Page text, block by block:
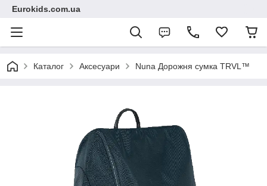
Eurokids.com.ua
Каталог Аксесуари Nuna Дорожня сумка TRVL™